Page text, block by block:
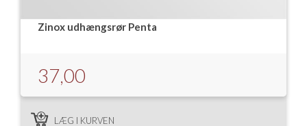
Zinox udhængsrør Penta
37,00
LÆG I KURVEN